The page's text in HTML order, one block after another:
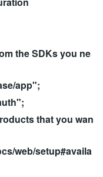
the SDKs you ne
app";
that you wan
web/setup#availa